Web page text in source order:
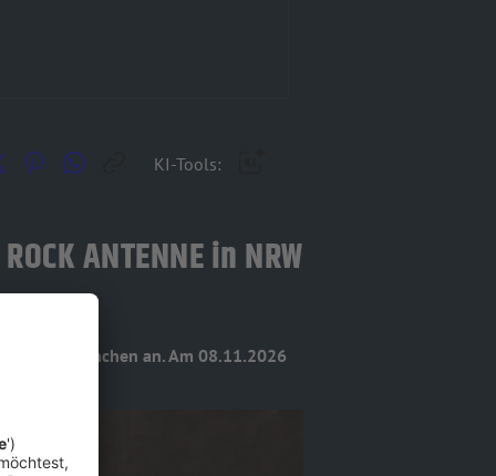
KI-Tools:
ANTENNE in NRW
nach München an. Am 08.11.2026